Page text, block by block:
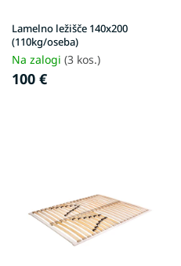
d
u
c
t
Lamelno ležišče 140x200
(110kg/oseba)
Na zalogi (3 kos.)
100 €